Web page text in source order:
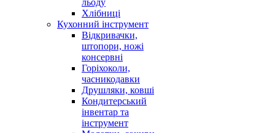
льоду
Хлібниці
Кухонний інструмент
Відкривачки,
штопори, ножі
консервні
Горіхоколи,
часникодавки
Друшляки, ковші
Кондитерський
інвентар та
інструмент